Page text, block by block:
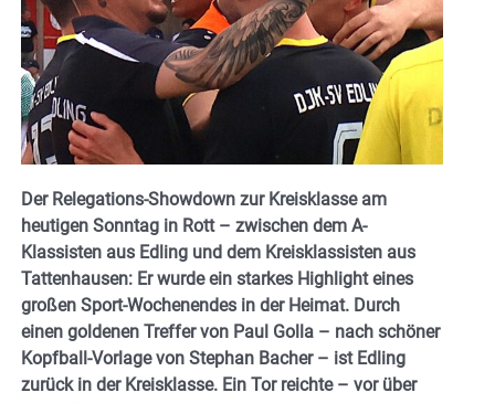
Der Relegations-Showdown zur Kreisklasse am
heutigen Sonntag in Rott – zwischen dem A-
Klassisten aus Edling und dem Kreisklassisten aus
Tattenhausen: Er wurde ein starkes Highlight eines
großen Sport-Wochenendes in der Heimat. Durch
einen goldenen Treffer von Paul Golla – nach schöner
Kopfball-Vorlage von Stephan Bacher – ist Edling
zurück in der Kreisklasse. Ein Tor reichte – vor über